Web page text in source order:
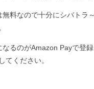
料なので十分にシバトラ
るのがAmazon Payで登
てください。